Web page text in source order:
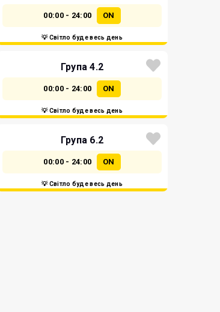
00:00 - 24:00 ON
💡 Світло буде весь день
Група 4.2
00:00 - 24:00 ON
💡 Світло буде весь день
Група 6.2
00:00 - 24:00 ON
💡 Світло буде весь день